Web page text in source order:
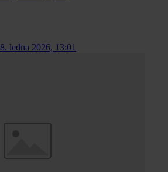
8. ledna 2026, 13:01